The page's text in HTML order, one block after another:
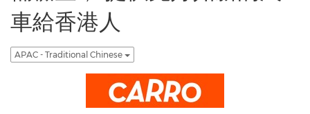
車給香港人
APAC - Traditional Chinese